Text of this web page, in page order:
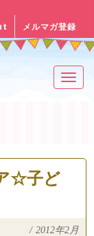
メルマガ登録
☆子ど
/ 2012年2月